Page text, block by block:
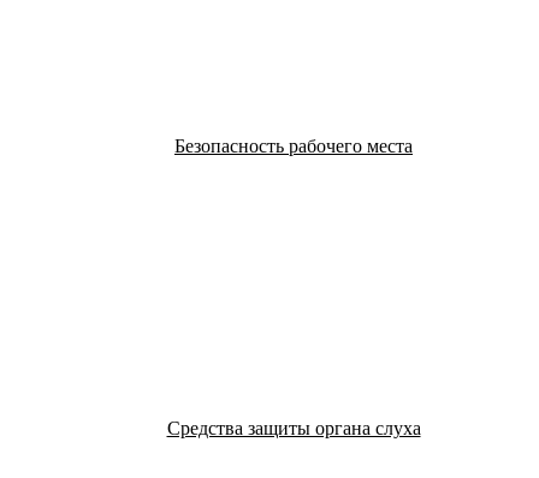
Безопасность рабочего места
Средства защиты органа слуха